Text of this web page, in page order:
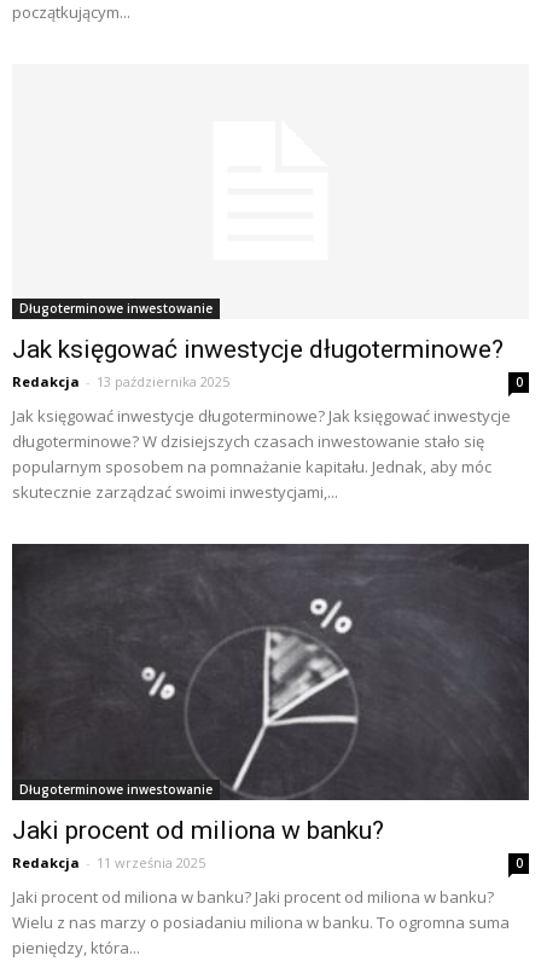
początkującym...
Długoterminowe inwestowanie
Jak księgować inwestycje długoterminowe?
Redakcja - 13 października 2025 0
Jak księgować inwestycje długoterminowe? Jak księgować inwestycje
długoterminowe? W dzisiejszych czasach inwestowanie stało się
popularnym sposobem na pomnażanie kapitału. Jednak, aby móc
skutecznie zarządzać swoimi inwestycjami,...
Długoterminowe inwestowanie
Jaki procent od miliona w banku?
Redakcja - 11 września 2025 0
Jaki procent od miliona w banku? Jaki procent od miliona w banku?
Wielu z nas marzy o posiadaniu miliona w banku. To ogromna suma
pieniędzy, która...